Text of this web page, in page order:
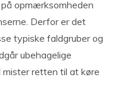
opmærksomheden
Derfor er det
typiske faldgruber og
ubehagelige
retten til at køre